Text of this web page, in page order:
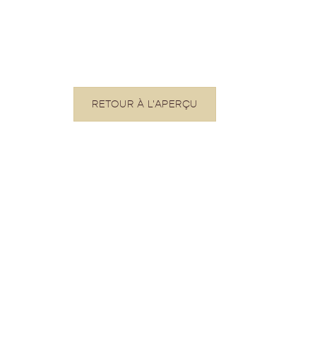
RETOUR À L'APERÇU